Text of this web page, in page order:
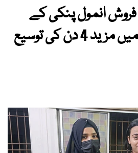
انمول پنکی کے
دن کی توسیع